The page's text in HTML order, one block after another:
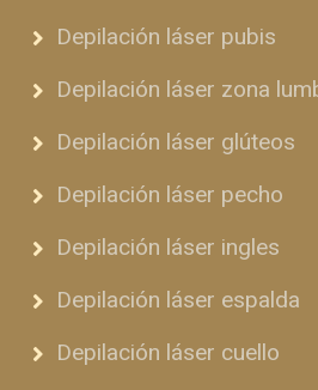
Depilación láser pubis
Depilación láser zona
Depilación láser glúteos
Depilación láser pecho
Depilación láser ingles
Depilación láser espalda
Depilación láser cuello